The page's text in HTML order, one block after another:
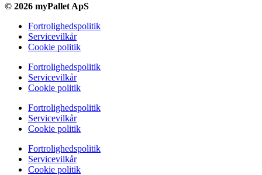
© 2026 myPallet ApS
Fortrolighedspolitik
Servicevilkår
Cookie politik
Fortrolighedspolitik
Servicevilkår
Cookie politik
Fortrolighedspolitik
Servicevilkår
Cookie politik
Fortrolighedspolitik
Servicevilkår
Cookie politik